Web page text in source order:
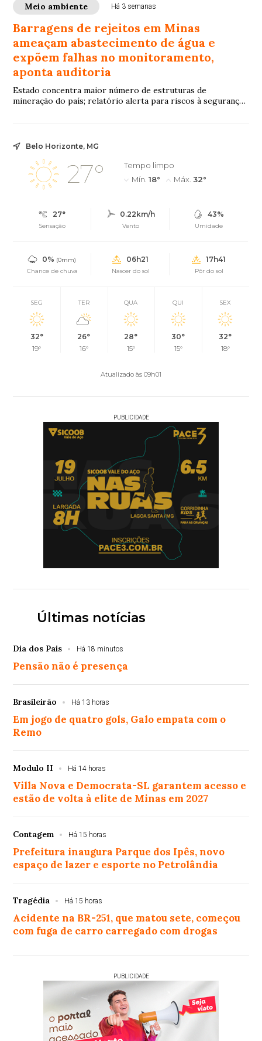
Meio ambiente Há 3 semanas
Barragens de rejeitos em Minas
ameaçam abastecimento de água e
expõem falhas no monitoramento,
aponta auditoria
Estado concentra maior número de estruturas de
mineração do país; relatório alerta para riscos à segurança
deficiências na fiscalização diante de eventos climáticos
Belo Horizonte, MG
27°
Tempo limpo
Mín. 18° Máx. 32°
27°
Sensação
0.22km/h
Vento
43%
Umidade
0% (0mm)
Chance de chuva
06h21
Nascer do sol
17h41
Pôr do sol
SEG
32°
19°
TER
26°
16°
QUA
28°
15°
QUI
30°
15°
SEX
32°
18°
Atualizado às 09h01
PUBLICIDADE
Últimas notícias
Dia dos Pais Há 18 minutos
Pensão não é presença
Brasileirão Há 13 horas
Em jogo de quatro gols, Galo empata com o
Remo
Modulo II Há 14 horas
Villa Nova e Democrata-SL garantem acesso e
estão de volta à elite de Minas em 2027
Contagem Há 15 horas
Prefeitura inaugura Parque dos Ipês, novo
espaço de lazer e esporte no Petrolândia
Tragédia Há 15 horas
Acidente na BR-251, que matou sete, começou
com fuga de carro carregado com drogas
PUBLICIDADE